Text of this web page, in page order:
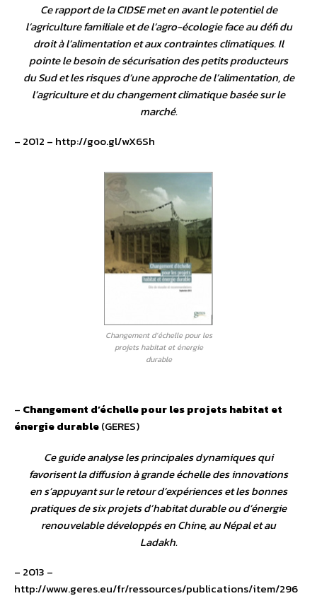
Ce rapport de la CIDSE met en avant le potentiel de
l’agriculture familiale et de l’agro-écologie face au défi du
droit à l’alimentation et aux contraintes climatiques. Il
pointe le besoin de sécurisation des petits producteurs
du Sud et les risques d’une approche de l’alimentation, de
l’agriculture et du changement climatique basée sur le
marché.
– 2012 – http://goo.gl/wX6Sh
Changement d’échelle pour les
projets habitat et énergie
durable
– Changement d’échelle pour les projets habitat et
énergie durable(GERES)
Ce guide analyse les principales dynamiques qui
favorisent la diffusion à grande échelle des innovations
en s’appuyant sur le retour d’expériences et les bonnes
pratiques de six projets d’habitat durable ou d’énergie
renouvelable développés en Chine, au Népal et au
Ladakh.
– 2013 –
http://www.geres.eu/fr/ressources/publications/item/296